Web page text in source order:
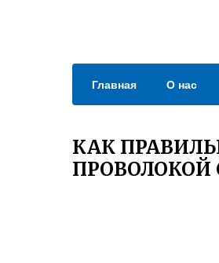
Главная О нас
КАК
ПРОВОЛОКОЙ